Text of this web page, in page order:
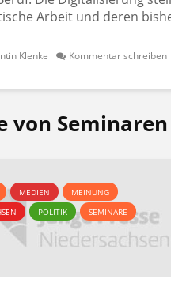
Arbeit und deren
Klenke Kommentar schreiben
von Seminaren
MEDIEN
MEINUNG
POLITIK SEMINARE